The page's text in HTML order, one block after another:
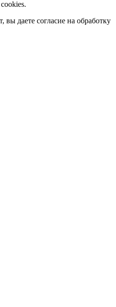
вы даете согласие на обработку